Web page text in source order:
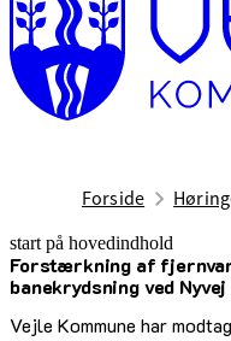
Forside
start på hovedindhold
Forstærkning af
banekrydsning ved
Vejle Kommune har
senest opdateret 22. april